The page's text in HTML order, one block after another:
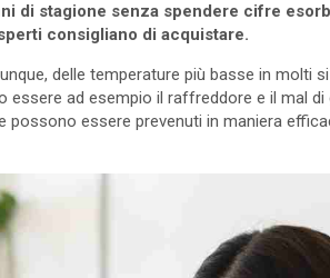
di stagione senza spendere cifre
consigliano di acquistare.
delle temperature più basse in
essere ad esempio il raffreddore e il mal
possono essere prevenuti in maniera